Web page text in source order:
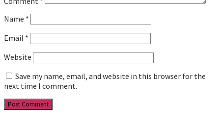
Name *
Email *
Website
Save my name, email, and website in this browser for the
next time I comment.